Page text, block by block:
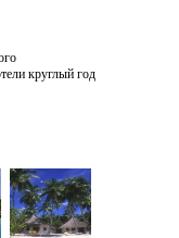
круглый год